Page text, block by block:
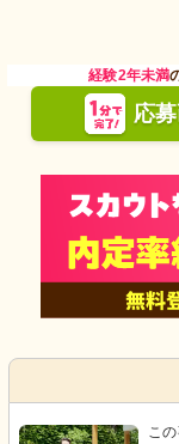
経験2年未満
応
こ